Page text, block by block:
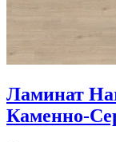
Ламинат
Каменно-